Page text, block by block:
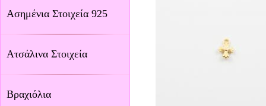
Ασημένια Στοιχεία 925
Ατσάλινα Στοιχεία
Βραχιόλια